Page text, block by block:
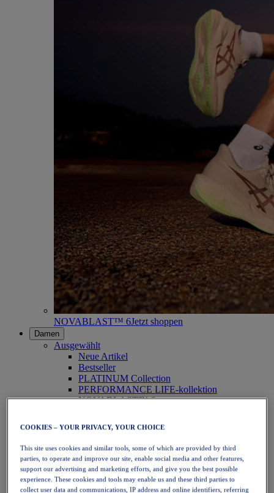
NOVABLAST™ 6Jetzt shoppen
Damen
Ausgewählt
Neue Artikel
Bestseller
PLATINUM Collection
PERFORMANCE LIFE-kollektion
NOVABLAST™ 6
Laufen
Trailrunning
Tennis
Volleyball
Handball
Padel
Korbball
COOKIES – YOUR PRIVACY, YOUR CHOICE
This site uses cookies and similar tools, some of which are provided by third
parties, to operate and improve our site, enable social media and other features,
support our advertising and marketing efforts, and give you the best possible
experience. These cookies and tools may enable us and these third parties to
collect user data and communications, IP address and online identifiers, referring